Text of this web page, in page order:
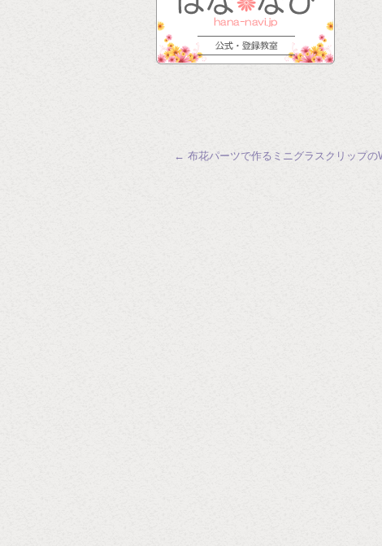
← 布花パーツで作るミニグラスクリップの